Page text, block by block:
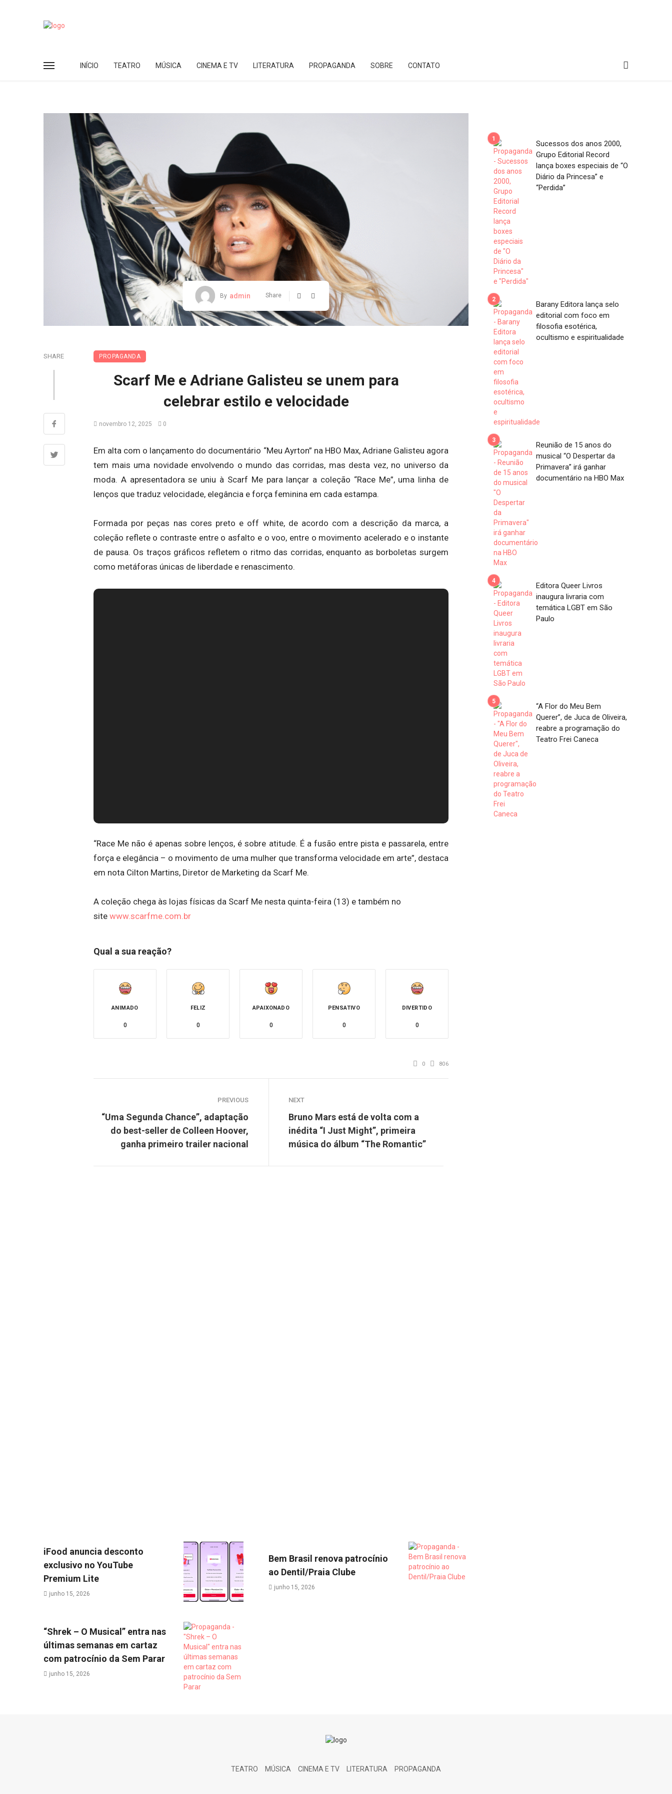
INÍCIO TEATRO MÚSICA CINEMA E TV LITERATURA PROPAGANDA SOBRE CONTATO
By admin Share
SHARE PROPAGANDA
Scarf Me e Adriane Galisteu se unem para
celebrar estilo e velocidade
novembro 12, 2025 0
Em alta com o lançamento do documentário “Meu Ayrton” na HBO Max, Adriane Galisteu agora
tem mais uma novidade envolvendo o mundo das corridas, mas desta vez, no universo da
moda. A apresentadora se uniu à Scarf Me para lançar a coleção “Race Me”, uma linha de
lenços que traduz velocidade, elegância e força feminina em cada estampa.
Formada por peças nas cores preto e off white, de acordo com a descrição da marca, a
coleção reflete o contraste entre o asfalto e o voo, entre o movimento acelerado e o instante
de pausa. Os traços gráficos refletem o ritmo das corridas, enquanto as borboletas surgem
como metáforas únicas de liberdade e renascimento.
“Race Me não é apenas sobre lenços, é sobrе atitude. É a fusão entre pista e passarela, entre
força e elegância – o movimento de uma mulher que transforma velocidade em arte”, destaca
em nota Cilton Martins, Diretor de Marketing da Scarf Me.
A coleção chega às lojas físicas da Scarf Me nesta quinta-feira (13) e também no
site www.scarfme.com.br
Qual a sua reação?
ANIMADO
0
FELIZ
0
APAIXONADO
0
PENSATIVO
0
DIVERTIDO
0
0 806
PREVIOUS
“Uma Segunda Chance”, adaptação
do best-seller de Colleen Hoover,
ganha primeiro trailer nacional
NEXT
Bruno Mars está de volta com a
inédita “I Just Might”, primeira
música do álbum “The Romantic”
iFood anuncia desconto
exclusivo no YouTube
Premium Lite
junho 15, 2026
Bem Brasil renova patrocínio
ao Dentil/Praia Clube
junho 15, 2026
“Shrek – O Musical” entra nas
últimas semanas em cartaz
com patrocínio da Sem Parar
junho 15, 2026
Sucessos dos anos 2000,
Grupo Editorial Record
lança boxes especiais de “O
Diário da Princesa” e
“Perdida”
Barany Editora lança selo
editorial com foco em
filosofia esotérica,
ocultismo e espiritualidade
Reunião de 15 anos do
musical “O Despertar da
Primavera” irá ganhar
documentário na HBO Max
Editora Queer Livros
inaugura livraria com
temática LGBT em São
Paulo
“A Flor do Meu Bem
Querer”, de Juca de Oliveira,
reabre a programação do
Teatro Frei Caneca
TEATRO MÚSICA CINEMA E TV LITERATURA PROPAGANDA